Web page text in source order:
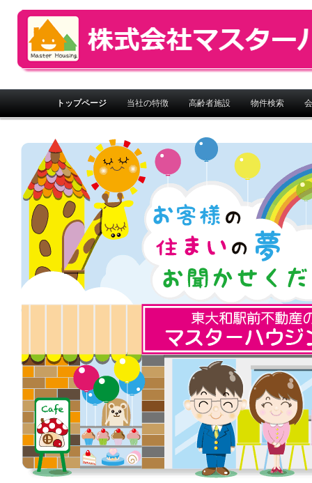
株式会社マスターハウジング
メインメニュートップページ 当社の特徴 高齢者施設 物件検索